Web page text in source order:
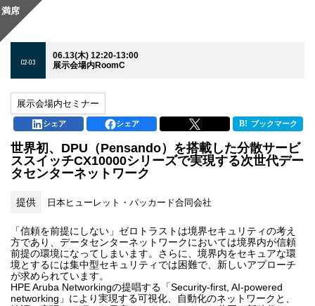
C2-03
06.13(木) 12:20-13:00
展示会場内RoomC
展示会場内セミナー
シェア シェア ブックマーク
満席
世界初、DPU（Pensando）を搭載した分散サービ
ススイッチCX10000シリーズで実現する次世代デー
タセンターネットワーク
提供 日本ヒューレット・パッカード合同会社
「信頼を前提にしない」ゼロトラストは境界セキュリティの考え
方であり、データセンターネットワークにおいては境界内が信頼
前提の環境になってしまいます。さらに、境界内をセキュアな環
境とするには集中型セキュリティでは困難で、新しいアプローチ
が求められています。
HPE Aruba Networkingの提唱する「Security-first, AI-powered
networking」により実現する可視化、自動化のネットワークと、